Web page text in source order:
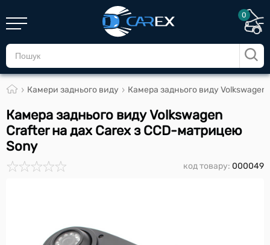
0
Камери заднього виду Камера заднього виду
Камера заднього виду Volkswagen
Crafter на дах Carex з CCD-матрицею
Sony
код товару: 000049